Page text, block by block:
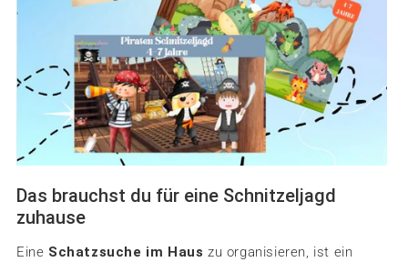
Das brauchst du für eine Schnitzeljagd
zuhause
Eine Schatzsuche im Haus zu organisieren, ist ein